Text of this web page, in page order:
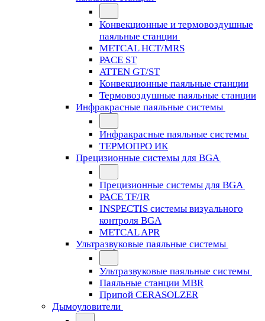
Конвекционные и термовоздушные
паяльные станции
METCAL HCT/MRS
PACE ST
ATTEN GT/ST
Конвекционные паяльные станции
Термовоздушные паяльные станции
Инфракрасные паяльные системы
Инфракрасные паяльные системы
ТЕРМОПРО ИК
Прецизионные системы для BGA
Прецизионные системы для BGA
PACE TF/IR
INSPECTIS системы визуального
контроля BGA
METCAL APR
Ультразвуковые паяльные системы
Ультразвуковые паяльные системы
Паяльные станции MBR
Припой CERASOLZER
Дымоуловители